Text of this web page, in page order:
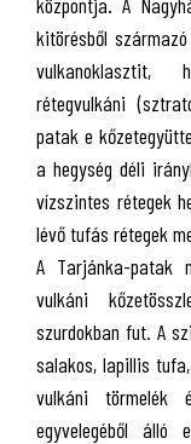
kitörésből
vulkanoklasztit,
rétegvulkáni
patak e
a hegység déli
vízszintes rétegek
lévő tufás rétegek
A Tarjánka-patak
vulkáni
szurdokban fut. A
salakos, lapillis
vulkáni törmelék
egyvelegéből álló